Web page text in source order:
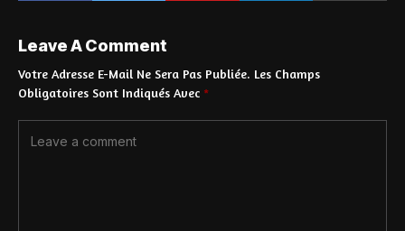
Leave A Comment
Votre Adresse E-Mail Ne Sera Pas Publiée. Les Champs
Obligatoires Sont Indiqués Avec *